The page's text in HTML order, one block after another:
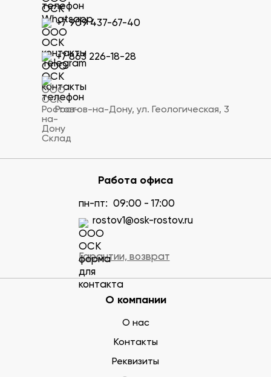
+7 909 437-67-40
+7 863 226-18-28
Ростов-на-Дону, ул. Геологическая, 3
Работа офиса
пн-пт: 09:00 - 17:00
rostov1@osk-rostov.ru
Гарантии, возврат
О компании
О нас
Контакты
Реквизиты